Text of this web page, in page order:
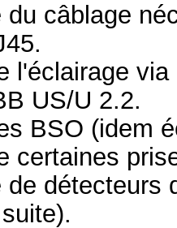
câblage
l'éclairage
US/U 2.2.
BSO (idem
certaines
détecteurs